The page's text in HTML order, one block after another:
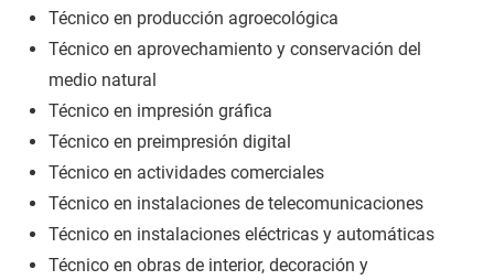
Técnico en producción agroecológica
Técnico en aprovechamiento y conservación del
medio natural
Técnico en impresión gráfica
Técnico en preimpresión digital
Técnico en actividades comerciales
Técnico en instalaciones de telecomunicaciones
Técnico en instalaciones eléctricas y automáticas
Técnico en obras de interior, decoración y